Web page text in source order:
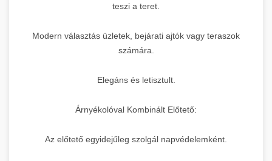
teszi a teret.
Modern választás üzletek, bejárati ajtók vagy teraszok
számára.
Elegáns és letisztult.
Árnyékolóval Kombinált Előtető:
Az előtető egyidejűleg szolgál napvédelemként.